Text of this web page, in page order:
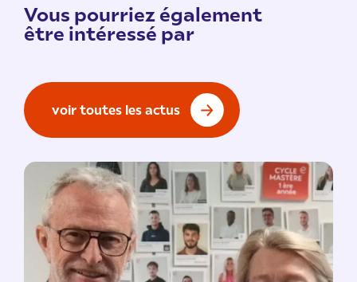
Vous pourriez également
être intéressé par
voir toutes les actus